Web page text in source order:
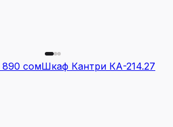
890 сомШкаф Кантри КА-214.27